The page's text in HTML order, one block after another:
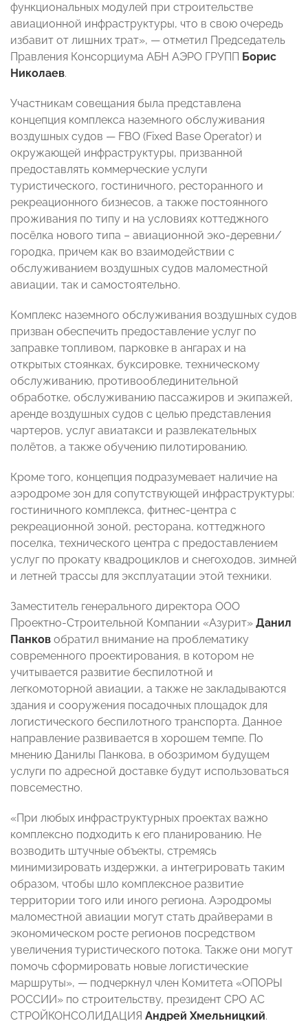
функциональных модулей при строительстве
авиационной инфраструктуры, что в свою очередь
избавит от лишних трат», — отметил Председатель
Правления Консорциума АБН АЭРО ГРУПП Борис
Николаев.
Участникам совещания была представлена
концепция комплекса наземного обслуживания
воздушных судов — FBO (Fixed Base Operator) и
окружающей инфраструктуры, призванной
предоставлять коммерческие услуги
туристического, гостиничного, ресторанного и
рекреационного бизнесов, а также постоянного
проживания по типу и на условиях коттеджного
посёлка нового типа – авиационной эко-деревни/
городка, причем как во взаимодействии с
обслуживанием воздушных судов маломестной
авиации, так и самостоятельно.
Комплекс наземного обслуживания воздушных судов
призван обеспечить предоставление услуг по
заправке топливом, парковке в ангарах и на
открытых стоянках, буксировке, техническому
обслуживанию, противооблединительной
обработке, обслуживанию пассажиров и экипажей,
аренде воздушных судов с целью представления
чартеров, услуг авиатакси и развлекательных
полётов, а также обучению пилотированию.
Кроме того, концепция подразумевает наличие на
аэродроме зон для сопутствующей инфраструктуры:
гостиничного комплекса, фитнес-центра с
рекреационной зоной, ресторана, коттеджного
поселка, технического центра с предоставлением
услуг по прокату квадроциклов и снегоходов, зимней
и летней трассы для эксплуатации этой техники.
Заместитель генерального директора ООО
Проектно-Строительной Компании «Азурит» Данил
Панков обратил внимание на проблематику
современного проектирования, в котором не
учитывается развитие беспилотной и
легкомоторной авиации, а также не закладываются
здания и сооружения посадочных площадок для
логистического беспилотного транспорта. Данное
направление развивается в хорошем темпе. По
мнению Данилы Панкова, в обозримом будущем
услуги по адресной доставке будут использоваться
повсеместно.
«При любых инфраструктурных проектах важно
комплексно подходить к его планированию. Не
возводить штучные объекты, стремясь
минимизировать издержки, а интегрировать таким
образом, чтобы шло комплексное развитие
территории того или иного региона. Аэродромы
маломестной авиации могут стать драйверами в
экономическом росте регионов посредством
увеличения туристического потока. Также они могут
помочь сформировать новые логистические
маршруты», — подчеркнул член Комитета «ОПОРЫ
РОССИИ» по строительству, президент СРО АС
СТРОЙКОНСОЛИДАЦИЯ Андрей Хмельницкий.